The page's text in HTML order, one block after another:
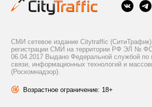
СМИ сетевое издание Citytraffic
регистрации СМИ на территории РФ ЭЛ №
06.04.2017 Выдано Федеральной службой по
связи, информационных технологий и
(Роскомнадзор).
Возрастное ограничение: 18+